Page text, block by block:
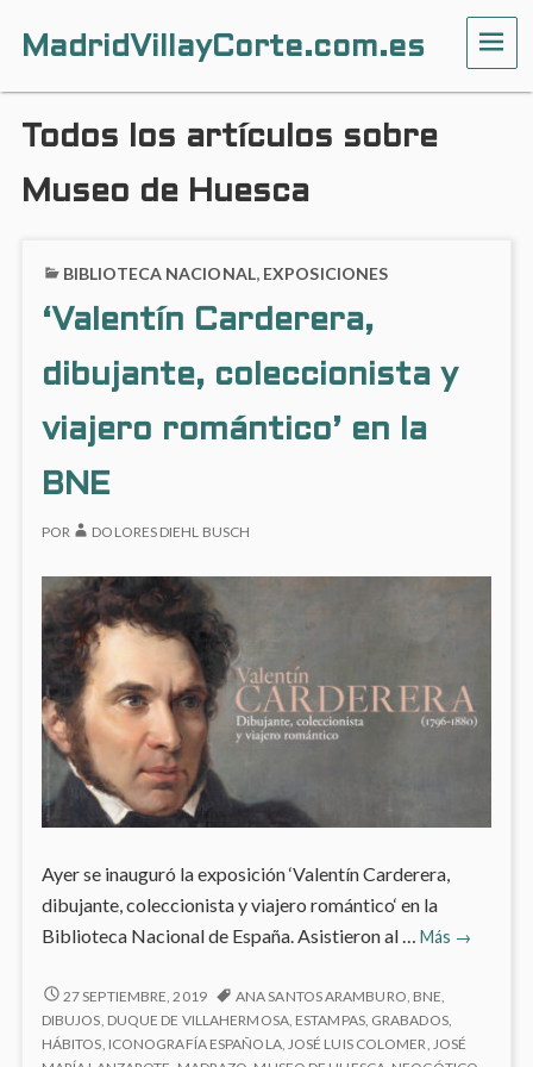
MadridVillayCorte.com.es
Todos los artículos sobre
Museo de Huesca
BIBLIOTECA NACIONAL, EXPOSICIONES
‘Valentín Carderera,
dibujante, coleccionista y
viajero romántico’ en la
BNE
POR DOLORES DIEHL BUSCH
Ayer se inauguró la exposición ‘Valentín Carderera,
dibujante, coleccionista y viajero romántico‘ en la
Biblioteca Nacional de España. Asistieron al … Más ‘Valentín
y
→
‘VALENTÍN
CARDERERA,
DIBUJANTE,
27 SEPTIEMBRE, 2019 ANA SANTOS ARAMBURO, BNE,
DIBUJOS, DUQUE DE VILLAHERMOSA, ESTAMPAS, GRABADOS,
HÁBITOS, ICONOGRAFÍA ESPAÑOLA, JOSÉ LUIS COLOMER, JOSÉ